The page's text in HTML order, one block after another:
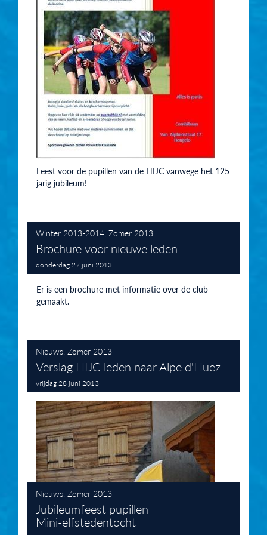
Feest voor de pupillen van de HIJC vanwege het 125
jarig jubileum!
Winter 2013-2014 Zomer 2013
Brochure voor nieuwe leden
donderdag 27 juni 2013
Er is een brochure met informatie over de club
gemaakt.
Nieuws Zomer 2013
Verslag HIJC leden naar Alpe d'Huez
vrijdag 28 juni 2013
Nieuws Zomer 2013
Jubileumfeest pupillen
Mini-elfstedentocht